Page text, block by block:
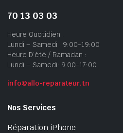
70 13 03 03
Heure Quotidien :
Lundi – Samedi : 9:00-19:00
Heure D’été / Ramadan :
Lundi – Samedi: 9:00-17:00
info@allo-reparateur.tn
Nos Services
Réparation iPhone